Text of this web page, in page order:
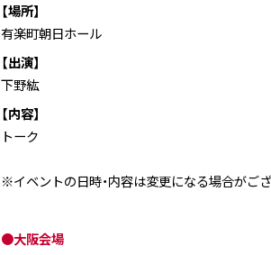
【場所】
有楽町朝日ホール
【出演】
下野紘
【内容】
トーク
※イベントの日時・内容は変更になる場合がござ
●大阪会場